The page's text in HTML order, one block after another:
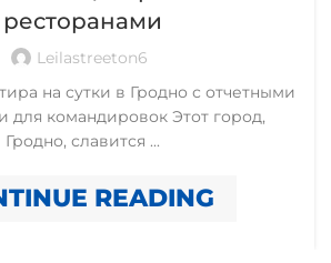
ресторанами
Leilastreeton6
на сутки в Гродно с отчетными
для командировок Этот город,
Гродно, славится ...
READING